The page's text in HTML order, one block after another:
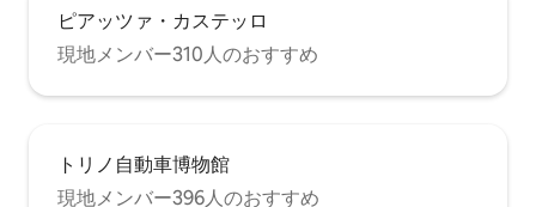
ピアッツァ・カステッロ
現地メンバー310人のおすすめ
トリノ自動車博物館
現地メンバー396人のおすすめ